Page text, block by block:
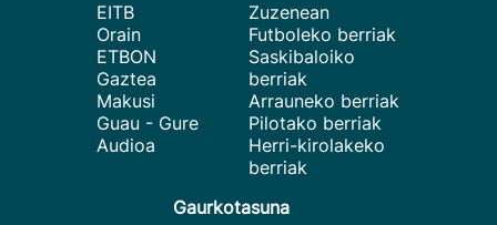
EITB
Orain
ETBON
Gaztea
Makusi
Guau - Gure
Audioa
Zuzenean
Futboleko berriak
Saskibaloiko
berriak
Arrauneko berriak
Pilotako berriak
Herri-kirolakeko
berriak
Gaurkotasuna